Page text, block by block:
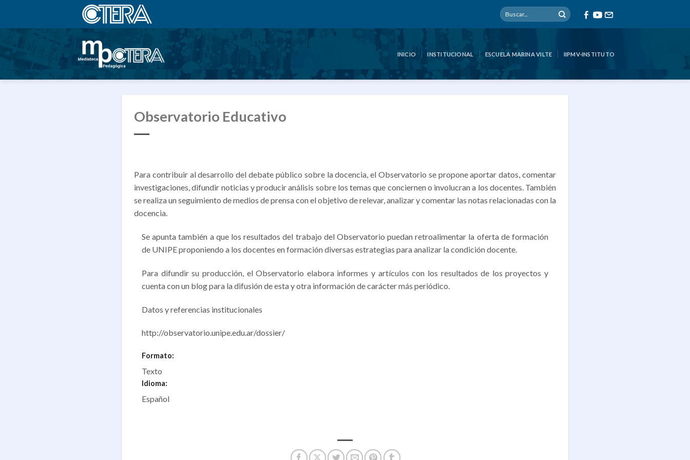
contenido
INICIO INSTITUCIONAL ESCUELA MARINA VILTE IIPMV-INSTITUTO
Observatorio Educativo
Para contribuir al desarrollo del debate público sobre la docencia, el Observatorio se propone aportar datos, comentar
investigaciones, difundir noticias y producir análisis sobre los temas que conciernen o involucran a los docentes. También
se realiza un seguimiento de medios de prensa con el objetivo de relevar, analizar y comentar las notas relacionadas con la
docencia.
Se apunta también a que los resultados del trabajo del Observatorio puedan retroalimentar la oferta de formación
de UNIPE proponiendo a los docentes en formación diversas estrategias para analizar la condición docente.
Para difundir su producción, el Observatorio elabora informes y artículos con los resultados de los proyectos y
cuenta con un blog para la difusión de esta y otra información de carácter más periódico.
Datos y referencias institucionales
http://observatorio.unipe.edu.ar/dossier/
Formato:
Texto
Idioma:
Español